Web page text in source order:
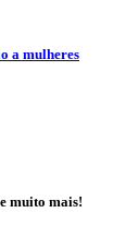
a mulheres
muito mais!